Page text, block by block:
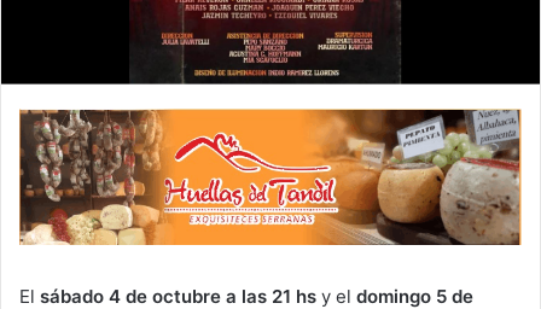
El sábado 4 de octubre a las 21 hs y el domingo 5 de